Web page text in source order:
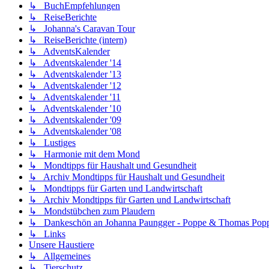
↳ BuchEmpfehlungen
↳ ReiseBerichte
↳ Johanna's Caravan Tour
↳ ReiseBerichte (intern)
↳ AdventsKalender
↳ Adventskalender '14
↳ Adventskalender '13
↳ Adventskalender '12
↳ Adventskalender '11
↳ Adventskalender '10
↳ Adventskalender '09
↳ Adventskalender '08
↳ Lustiges
↳ Harmonie mit dem Mond
↳ Mondtipps für Haushalt und Gesundheit
↳ Archiv Mondtipps für Haushalt und Gesundheit
↳ Mondtipps für Garten und Landwirtschaft
↳ Archiv Mondtipps für Garten und Landwirtschaft
↳ Mondstübchen zum Plaudern
↳ Dankeschön an Johanna Paungger - Poppe & Thomas
↳ Links
Unsere Haustiere
↳ Allgemeines